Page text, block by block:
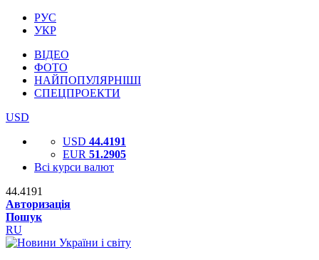
РУС
УКР
ВІДЕО
ФОТО
НАЙПОПУЛЯРНІШІ
СПЕЦПРОЕКТИ
USD
USD 44.4191
EUR 51.2905
Всі курси валют
44.4191
Авторизація
Пошук
RU